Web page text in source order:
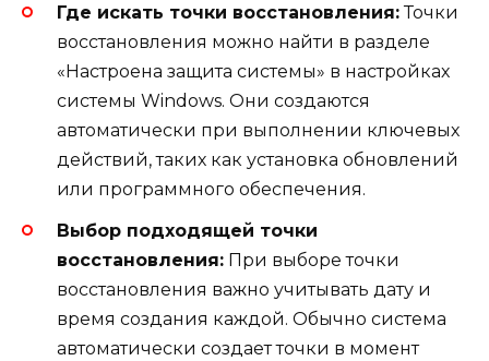
Где искать точки восстановления:Точки
восстановления можно найти в разделе
«Настроена защита системы» в настройках
системы Windows. Они создаются
автоматически при выполнении ключевых
действий, таких как установка обновлений
или программного обеспечения.
Выбор подходящей точки
восстановления: При выборе точки
восстановления важно учитывать дату и
время создания каждой. Обычно система
автоматически создает точки в момент